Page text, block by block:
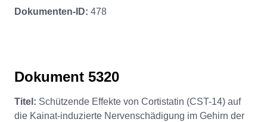
Dokumenten-ID: 478
Dokument 5320
Titel: Schützende Effekte von Cortistatin (CST-14) auf
die Kainat-induzierte Nervenschädigung im Gehirn der